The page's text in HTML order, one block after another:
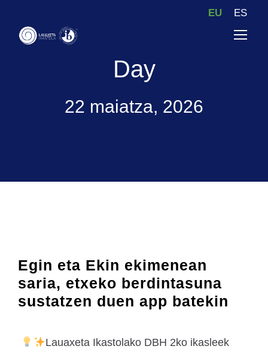
EU ES
Day
22 maiatza, 2026
Egin eta Ekin ekimenean
saria, etxeko berdintasuna
sustatzen duen app batekin
Lauaxeta Ikastolako DBH 2ko ikasleek